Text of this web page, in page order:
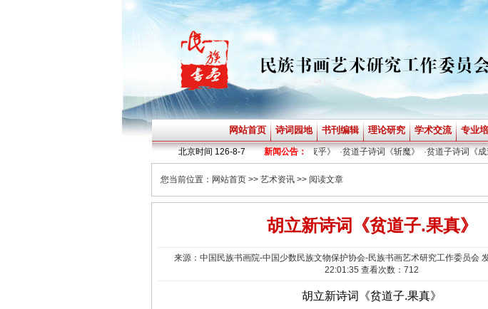
网站首页 诗词园地 书刊编辑 理论研究 学术交流 专业
北京时间 126-8-7 新闻公告：
贫道子诗词《不赶路》·贫道子诗词《暗夜乎》·贫道子诗词《斩魔》·贫道子诗词《成道
您当前位置： 网站首页 >> 艺术资讯 >> 阅读文章
胡立新诗词《贫道子.果真》
来源：中国民族书画院-中国少数民族文物保护协会-民族书画艺术研究工作委员会
22:01:35 查看次数：712
胡立新诗词《贫道子.果真》